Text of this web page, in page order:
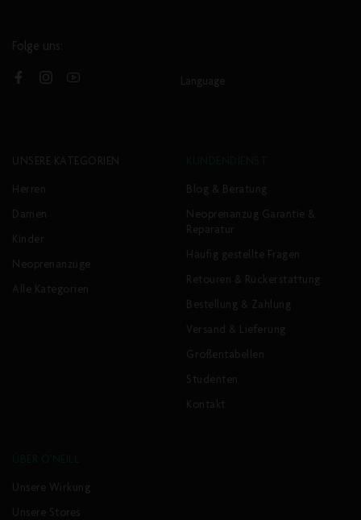
Folge uns:
Language
UNSERE KATEGORIEN
Herren
Damen
Kinder
Neoprenanzüge
Alle Kategorien
Blog & Beratung
Neoprenanzug Garantie &
Reparatur
Häufig gestellte Fragen
Retouren & Rückerstattung
Bestellung & Zahlung
Versand & Lieferung
Größentabellen
Studenten
Kontakt
Unsere Wirkung
Unsere Stores